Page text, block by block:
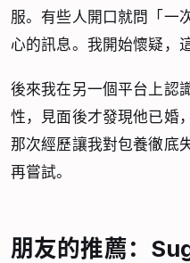
服。有些人開口就問「一
心的訊息。我開始懷疑，
後來我在另一個平台上認
性，見面後才發現他已婚
那次經歷讓我對包養徹底
再嘗試。
朋友的推薦：